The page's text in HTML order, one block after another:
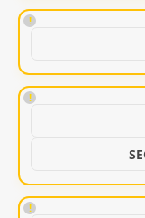
!
!
!